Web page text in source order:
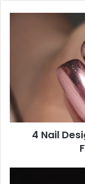
4 Nail